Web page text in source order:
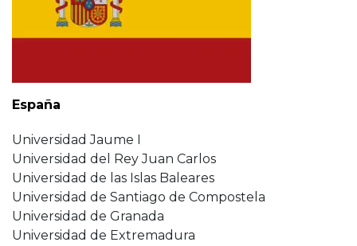
España
Universidad Jaume I
Universidad del Rey Juan Carlos
Universidad de las Islas Baleares
Universidad de Santiago de Compostela
Universidad de Granada
Universidad de Extremadura